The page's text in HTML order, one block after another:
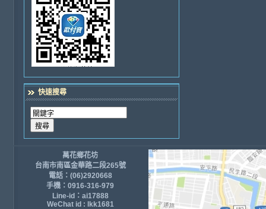
快速搜尋
萬花鄉花坊
台南市南區金華路二段265號
電話：(06)2920668
手機：0916-316-979
Line-id：ai17888
WeChat id : lkk1681